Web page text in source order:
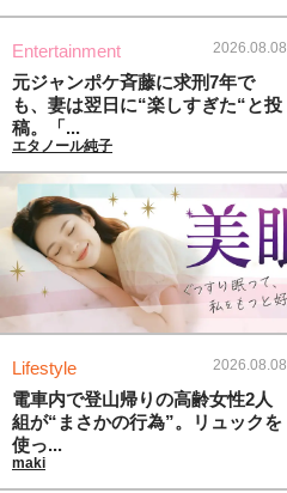
Entertainment 2026.08.08
元ジャンポケ斉藤に求刑7年で
も、妻は翌日に“楽しすぎた“と投
稿。「...
エタノール純子
Lifestyle 2026.08.08
電車内で登山帰りの高齢女性2人
組が“まさかの行為”。リュックを
使っ...
maki